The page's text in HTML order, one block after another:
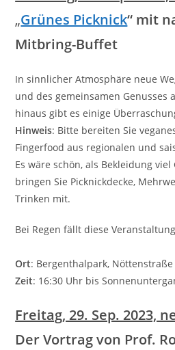
„Grünes Picknick“ mit
Mitbring-Buffet
In sinnlicher Atmosphäre neue
und des gemeinsamen Genusses
hinaus gibt es einige
Hinweis: Bitte bereiten Sie
Fingerfood aus regionalen und
Es wäre schön, als Bekleidung
bringen Sie Picknickdecke,
Trinken mit.
Bei Regen fällt diese
Ort: Bergenthalpark,
Zeit: 16:30 Uhr bis
Freitag, 29. Sep. 2023,
Der Vortrag von Prof.